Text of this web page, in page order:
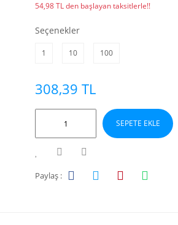
54,98 TL den başlayan taksitlerle!!
Seçenekler
1 10 100
308,39 TL
SEPETE EKLE
Paylaş :